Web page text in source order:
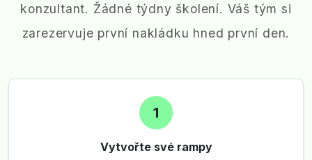
konzultant. Žádné týdny školení. Váš tým si
zarezervuje první nakládku hned první den.
1
Vytvořte své rampy